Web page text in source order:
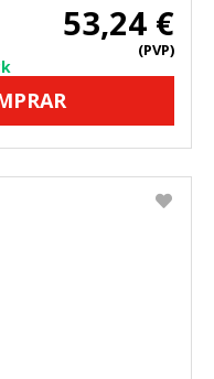
53,24 €
(PVP)